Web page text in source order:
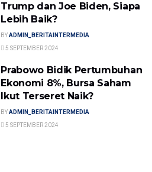
Trump dan Joe Biden, Siapa
Lebih Baik?
BYADMIN_BERITAINTERMEDIA
5 SEPTEMBER 2024
Prabowo Bidik Pertumbuhan
Ekonomi 8%, Bursa Saham
Ikut Terseret Naik?
BYADMIN_BERITAINTERMEDIA
5 SEPTEMBER 2024